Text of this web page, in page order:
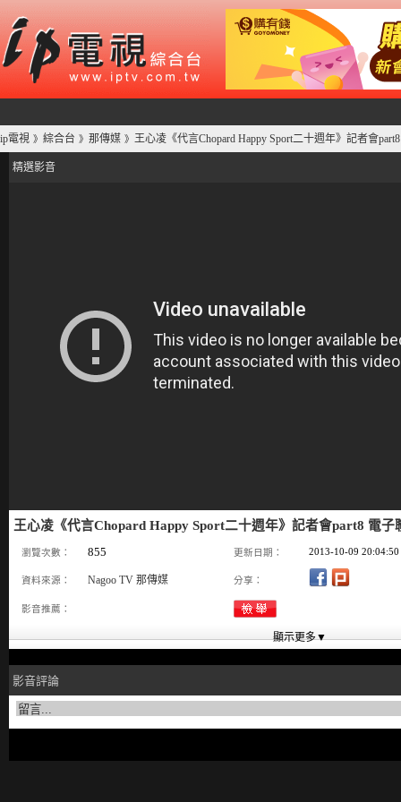
ip電視 》 綜合台 》 那傳媒 》 王心凌《代言Chopard Happy Sport二十週年》記者會
精選影音
王心凌《代言Chopard Happy Sport二十週年》記者會part8 電子
瀏覽次數： 855 更新日期： 2013-10-09 20:04:50
資料來源： Nagoo TV 那傳媒 分享：
影音推薦：
影音評論